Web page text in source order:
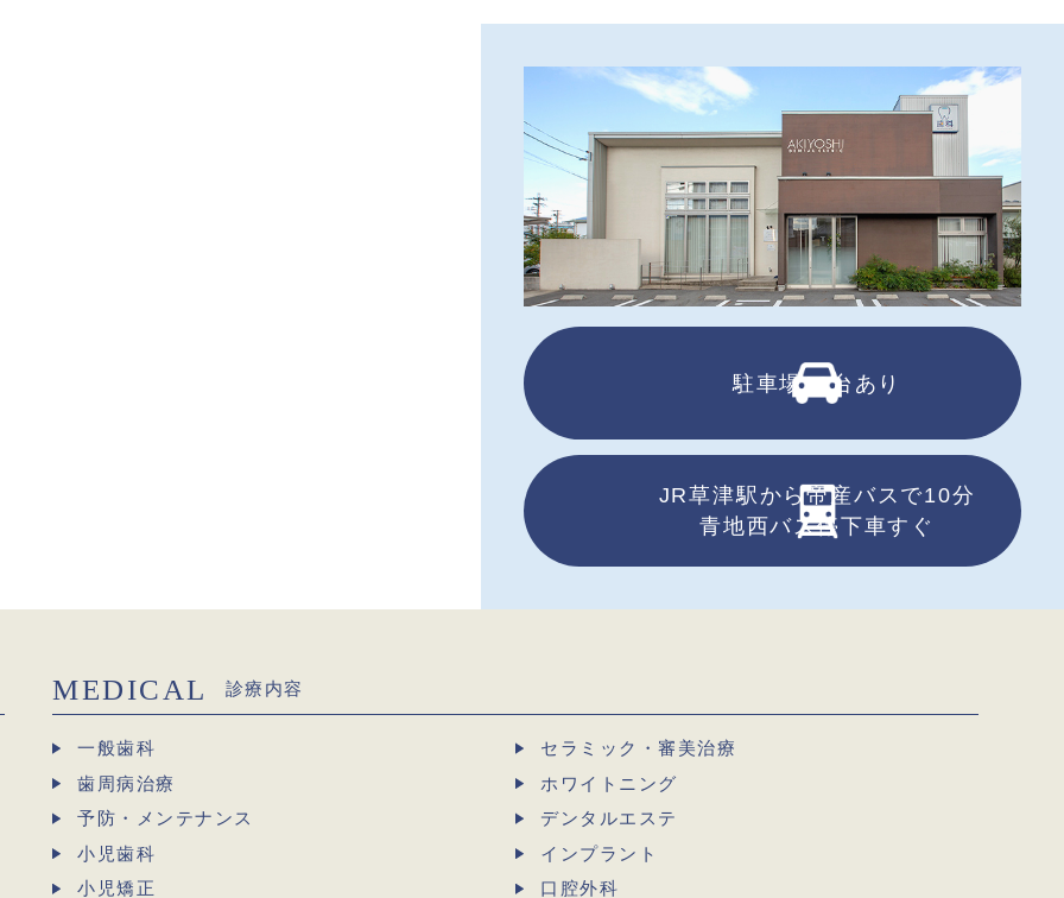
駐車場13台あり
JR草津駅から帝産バスで10分
青地西バス停下車すぐ
MEDICAL 診療内容
一般歯科
セラミック・審美治療
歯周病治療
ホワイトニング
予防・メンテナンス
デンタルエステ
小児歯科
インプラント
小児矯正
口腔外科